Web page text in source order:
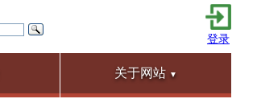
登录
关于网站 ▼